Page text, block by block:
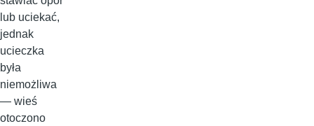
lub uciekać,
jednak
ucieczka
była
niemożliwa
— wieś
otoczono